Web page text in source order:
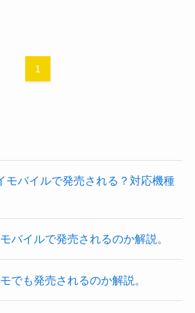
1
モバイルで発売される？対応機種
バイルで発売されるのか解説。
でも発売されるのか解説。